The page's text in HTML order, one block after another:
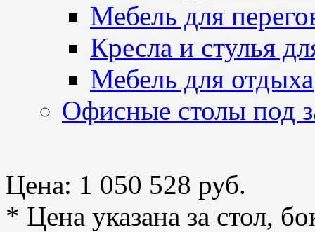
Мебель для
Кресла и стулья
Мебель для отдыха
Офисные столы под
Цена: 1 050 528 руб.
* Цена указана за стол,